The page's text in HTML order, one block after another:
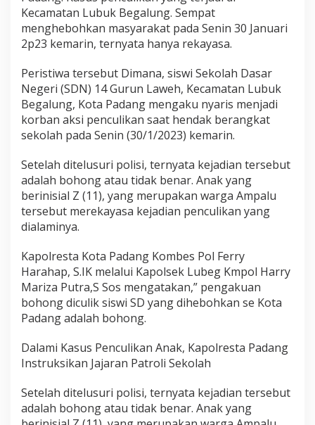
k
o
I
b
u
B
u
a
B
e
r
t
o
h
n
g
n
a
g
P
e
Kecamatan Lubuk Begalung. Sempat
menghebohkan masyarakat pada Senin 30 Januari
2p23 kemarin, ternyata hanya rekayasa.
Peristiwa tersebut Dimana, siswi Sekolah Dasar
Negeri (SDN) 14 Gurun Laweh, Kecamatan Lubuk
Begalung, Kota Padang mengaku nyaris menjadi
korban aksi penculikan saat hendak berangkat
sekolah pada Senin (30/1/2023) kemarin.
Setelah ditelusuri polisi, ternyata kejadian tersebut
adalah bohong atau tidak benar. Anak yang
berinisial Z (11), yang merupakan warga Ampalu
tersebut merekayasa kejadian penculikan yang
dialaminya.
Kapolresta Kota Padang Kombes Pol Ferry
Harahap, S.IK melalui Kapolsek Lubeg Kmpol Harry
Mariza Putra,S Sos mengatakan,” pengakuan
bohong diculik siswi SD yang dihebohkan se Kota
Padang adalah bohong.
Dalami Kasus Penculikan Anak, Kapolresta Padang
Instruksikan Jajaran Patroli Sekolah
Setelah ditelusuri polisi, ternyata kejadian tersebut
adalah bohong atau tidak benar. Anak yang